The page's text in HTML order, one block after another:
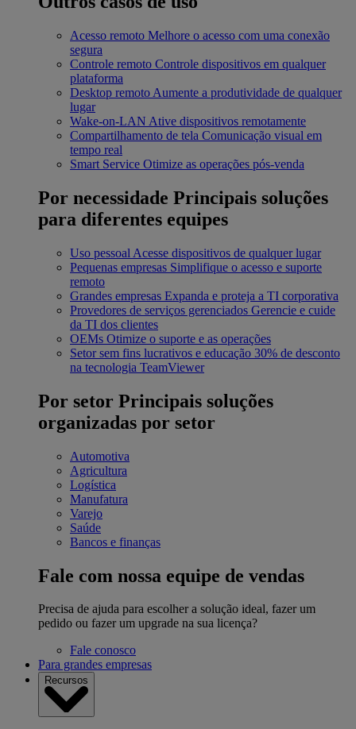
Acesso remoto Melhore o acesso com uma conexão
segura
Controle remoto Controle dispositivos em qualquer
plataforma
Desktop remoto Aumente a produtividade de qualquer
lugar
Wake-on-LAN Ative dispositivos remotamente
Compartilhamento de tela Comunicação visual em
tempo real
Smart Service Otimize as operações pós-venda
Por necessidade Principais soluções
para diferentes equipes
Uso pessoal Acesse dispositivos de qualquer lugar
Pequenas empresas Simplifique o acesso e suporte
remoto
Grandes empresas Expanda e proteja a TI corporativa
Provedores de serviços gerenciados Gerencie e cuide
da TI dos clientes
OEMs Otimize o suporte e as operações
Setor sem fins lucrativos e educação 30% de desconto
na tecnologia TeamViewer
Por setor Principais soluções
organizadas por setor
Automotiva
Agricultura
Logística
Manufatura
Varejo
Saúde
Bancos e finanças
Fale com nossa equipe de vendas
Precisa de ajuda para escolher a solução ideal, fazer um
pedido ou fazer um upgrade na sua licença?
Fale conosco
Para grandes empresas
Recursos